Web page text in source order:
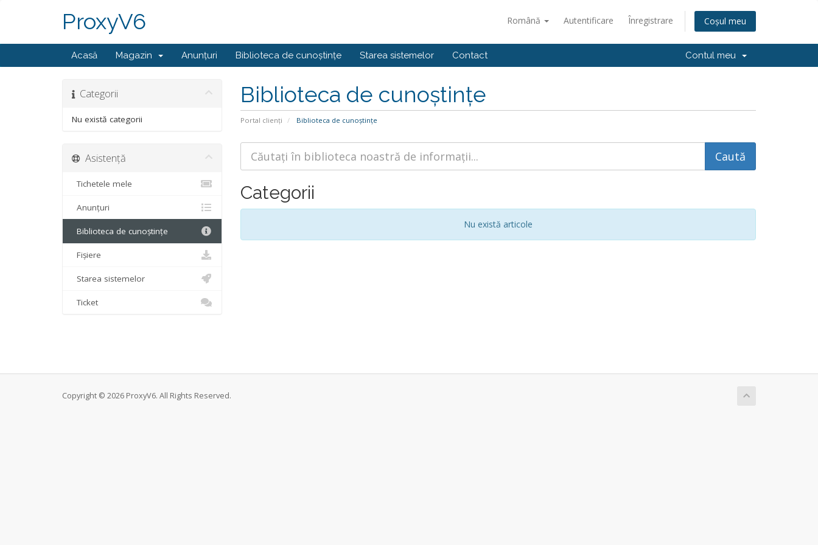
Română Autentificare Înregistrare Coșul meu
ProxyV6
Acasă Magazin Anunțuri Biblioteca de cunoștințe Starea sistemelor Contact Contul meu
Biblioteca de cunoștințe
Portal clienți Biblioteca de cunoștințe
Categorii
Nu există categorii
Categorii
Nu există articole
Asistență
Tichetele mele
Anunțuri
Biblioteca de cunoștințe
Fișiere
Starea sistemelor
Ticket
Copyright © 2026 ProxyV6. All Rights Reserved.